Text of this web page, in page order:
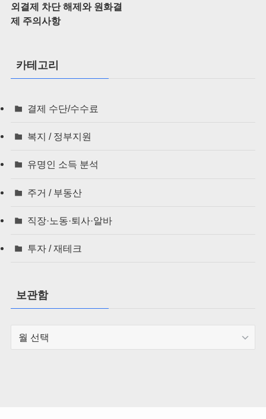
외결제 차단 해제와 원화결
제 주의사항
카테고리
결제 수단/수수료
복지 / 정부지원
유명인 소득 분석
주거 / 부동산
직장·노동·퇴사·알바
투자 / 재테크
보관함